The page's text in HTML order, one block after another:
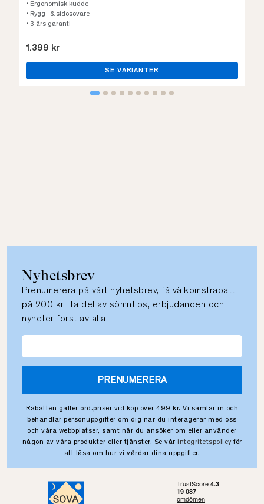
• Ergonomisk kudde
• Rygg- & sidosovare
• 3 års garanti
1.399 kr
SE VARIANTER
Nyhetsbrev
Prenumerera på vårt nyhetsbrev, få välkomstrabatt
på 200 kr! Ta del av sömntips, erbjudanden och
nyheter först av alla.
PRENUMERERA
Rabatten gäller ord.priser vid köp över 499 kr. Vi samlar in och
behandlar personuppgifter om dig när du interagerar med oss
och våra webbplatser, samt när du ansöker om eller använder
någon av våra produkter eller tjänster. Se vår integritetspolicy för
att läsa om hur vi vårdar dina uppgifter.